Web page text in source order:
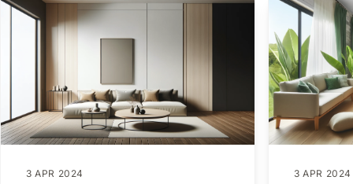
3 APR 2024 3 APR 2024